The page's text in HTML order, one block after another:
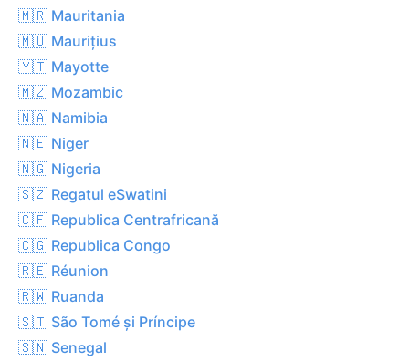
🇲🇷 Mauritania
🇲🇺 Maurițius
🇾🇹 Mayotte
🇲🇿 Mozambic
🇳🇦 Namibia
🇳🇪 Niger
🇳🇬 Nigeria
🇸🇿 Regatul eSwatini
🇨🇫 Republica Centrafricană
🇨🇬 Republica Congo
🇷🇪 Réunion
🇷🇼 Ruanda
🇸🇹 São Tomé și Príncipe
🇸🇳 Senegal